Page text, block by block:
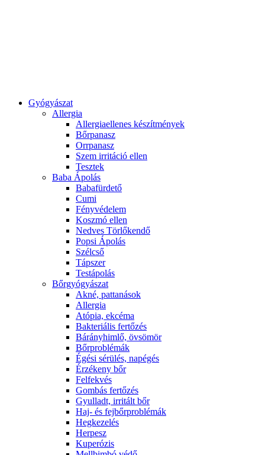
Gyógyászat
Allergia
Allergiaellenes készítmények
Bőrpanasz
Orrpanasz
Szem irritáció ellen
Tesztek
Baba Ápolás
Babafürdető
Cumi
Fényvédelem
Koszmó ellen
Nedves Törlőkendő
Popsi Ápolás
Szélcső
Tápszer
Testápolás
Bőrgyógyászat
Akné, pattanások
Allergia
Atópia, ekcéma
Bakteriális fertőzés
Bárányhimlő, övsömör
Bőrproblémák
Égési sérülés, napégés
Érzékeny bőr
Felfekvés
Gombás fertőzés
Gyulladt, irritált bőr
Haj- és fejbőrproblémák
Hegkezelés
Herpesz
Kuperózis